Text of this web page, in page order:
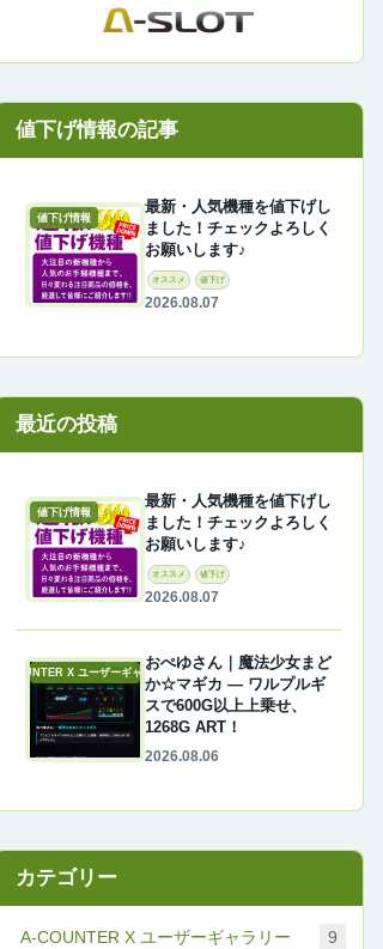
値下げ情報
最新・人気機種を値下げし
ました！チェックよろしく
お願いします♪
オススメ 値下げ
2026.08.07
最近の投稿
値下げ情報
最新・人気機種を値下げし
ました！チェックよろしく
お願いします♪
オススメ 値下げ
2026.08.07
A-COUNTER X ユーザーギャラリー
おぺゆさん｜魔法少女まど
か☆マギカ ― ワルプルギ
スで600G以上上乗せ、
1268G ART！
2026.08.06
カテゴリー
A-COUNTER X ユーザーギャラリー 9